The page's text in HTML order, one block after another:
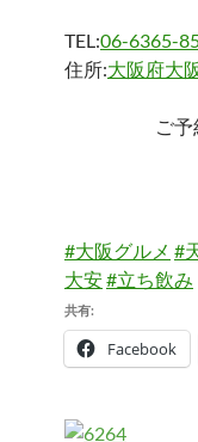
TEL:06-6365-
住所:大阪府大
ご
#大阪グルメ #
大安#立ち飲み
共有:
Facebook